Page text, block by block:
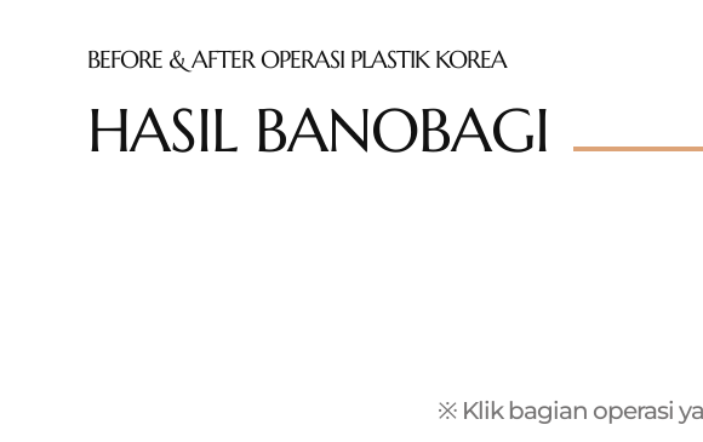
BEFORE & AFTER OPERASI PLASTIK KOREA
HASIL BANOBAGI
※ Klik bagian operasi